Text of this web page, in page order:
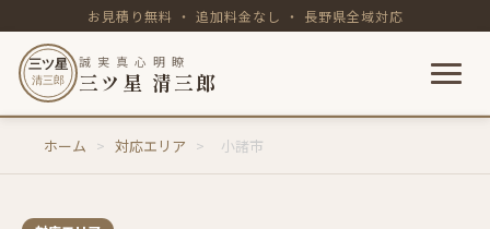
お見積り無料 ・ 追加料金なし ・ 長野県全域対応
三ツ星
清三郎
誠 実 真 心 明 瞭
三ツ星 清三郎
を
ホーム > 対応エリア > 小諸市